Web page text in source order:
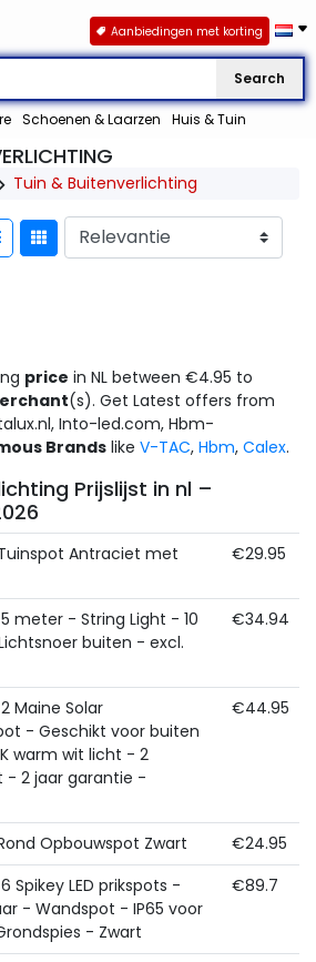
Search
Schoenen & Laarzen Huis & Tuin
Aanbiedingen met korting
Tuin & Buitenverlichting
price in NL between €4.95 to
(s). Get Latest offers from
Into-led.com, Hbm-
Brands like V-TAC, Hbm, Calex.
Prijslijst in nl –
Antraciet met
€29.95
5 meter - String Light - 10
buiten - excl.
€34.94
Maine Solar
- Geschikt voor buiten
warm wit licht - 2
- 2 jaar garantie -
€44.95
Opbouwspot Zwart
€24.95
Spikey LED prikspots -
- Wandspot - IP65 voor
- Zwart
€89.7